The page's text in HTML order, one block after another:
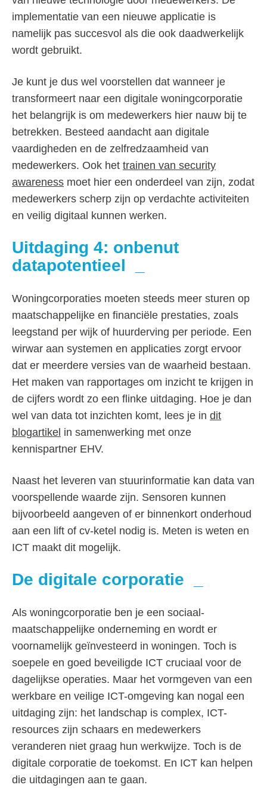
implementatie van een nieuwe applicatie is
namelijk pas succesvol als die ook daadwerkelijk
wordt gebruikt.
Je kunt je dus wel voorstellen dat wanneer je
transformeert naar een digitale woningcorporatie
het belangrijk is om medewerkers hier nauw bij te
betrekken. Besteed aandacht aan digitale
vaardigheden en de zelfredzaamheid van
medewerkers. Ook het trainen van security
awareness moet hier een onderdeel van zijn, zodat
medewerkers scherp zijn op verdachte activiteiten
en veilig digitaal kunnen werken.
Uitdaging 4: onbenut
datapotentieel
Woningcorporaties moeten steeds meer sturen op
maatschappelijke en financiële prestaties, zoals
leegstand per wijk of huurderving per periode. Een
wirwar aan systemen en applicaties zorgt ervoor
dat er meerdere versies van de waarheid bestaan.
Het maken van rapportages om inzicht te krijgen in
de cijfers wordt zo een flinke uitdaging. Hoe je dan
wel van data tot inzichten komt, lees je in dit
blogartikel in samenwerking met onze
kennispartner EHV.
Naast het leveren van stuurinformatie kan data van
voorspellende waarde zijn. Sensoren kunnen
bijvoorbeeld aangeven of er binnenkort onderhoud
aan een lift of cv-ketel nodig is. Meten is weten en
ICT maakt dit mogelijk.
De digitale corporatie
Als woningcorporatie ben je een sociaal-
maatschappelijke onderneming en wordt er
voornamelijk geïnvesteerd in woningen. Toch is
soepele en goed beveiligde ICT cruciaal voor de
dagelijkse operaties. Maar het vormgeven van een
werkbare en veilige ICT-omgeving kan nogal een
uitdaging zijn: het landschap is complex, ICT-
resources zijn schaars en medewerkers
veranderen niet graag hun werkwijze. Toch is de
digitale corporatie de toekomst. En ICT kan helpen
die uitdagingen aan te gaan.